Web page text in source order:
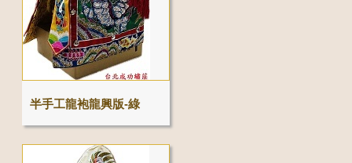
半手工龍袍龍興版-綠